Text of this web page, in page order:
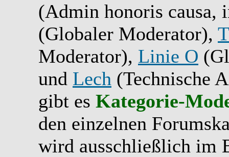
(Admin honoris
(Globaler Moderator),
Moderator), Linie O
und Lech (Technische
gibt es Kategorie-
den einzelnen
wird ausschließlich im